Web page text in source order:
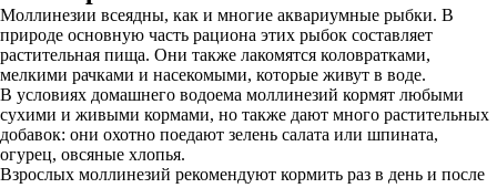
Моллинезии всеядны, как и многие аквариумные рыбки. В
природе основную часть рациона этих рыбок составляет
растительная пища. Они также лакомятся коловратками,
мелкими рачками и насекомыми, которые живут в воде.
В условиях домашнего водоема моллинезий кормят любыми
сухими и живыми кормами, но также дают много растительных
добавок: они охотно поедают зелень салата или шпината,
огурец, овсяные хлопья.
Взрослых моллинезий рекомендуют кормить раз в день и после